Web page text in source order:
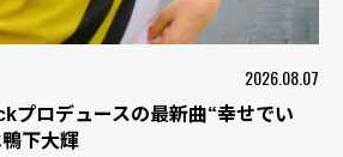
2026.08.07
プロデュースの最新曲“幸せでい
下大輝